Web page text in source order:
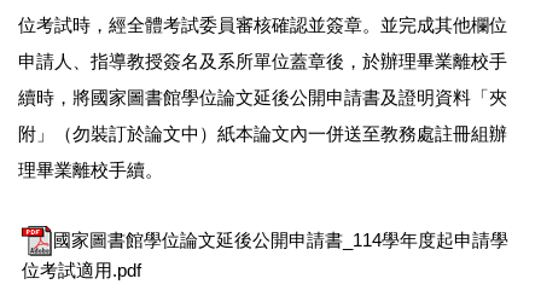
位考試時，經全體考試委員審核確認並簽章。並完成其他欄位
申請人、指導教授簽名及系所單位蓋章後，於辦理畢業離校手
續時，將國家圖書館學位論文延後公開申請書及證明資料「夾
附」（勿裝訂於論文中）紙本論文內一併送至教務處註冊組辦
理畢業離校手續。
國家圖書館學位論文延後公開申請書_114學年度起申請學
位考試適用.pdf